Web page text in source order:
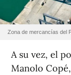
Zona de mercancías del
A su vez, el
Manolo